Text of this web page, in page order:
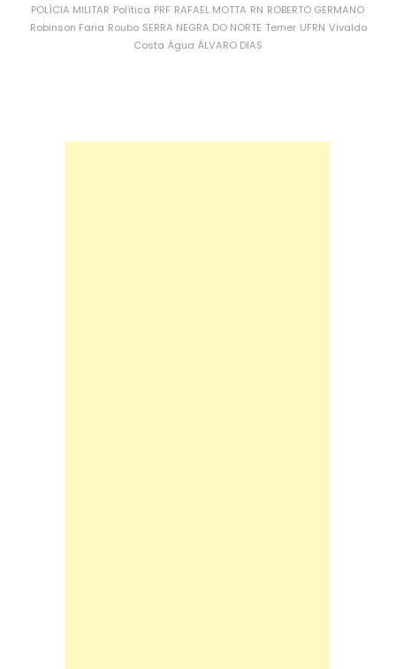
POLÍCIA MILITAR Política PRF RAFAEL MOTTA RN ROBERTO GERMANO
Robinson Faria Roubo SERRA NEGRA DO NORTE Temer UFRN Vivaldo
Costa Água ÁLVARO DIAS